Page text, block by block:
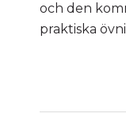
och den
praktiska